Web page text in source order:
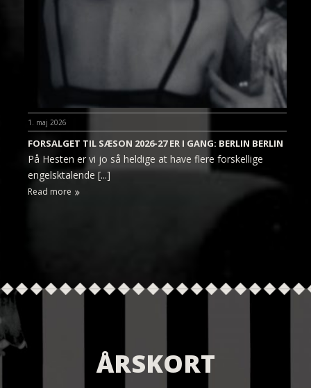
1. maj 2026
FORSALGET TIL SÆSON 2026-27 ER I GANG: BERLIN BERLIN
På Hesten er vi jo så heldige at have flere forskellige
engelsktalende [...]
Read more
ÅRSKORT